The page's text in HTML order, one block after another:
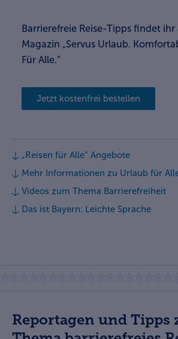
Barrierefreie Reise-Tipps findet
Magazin „Servus Urlaub.
Für Alle.“
Jetzt kostenfrei bestellen
„Reisen für Alle“ Angebote
Mehr Informationen zu Urlaub für
Videos zum Thema Barrierefreiheit
Das ist Bayern: Leichte Sprache
Reportagen und Tipps